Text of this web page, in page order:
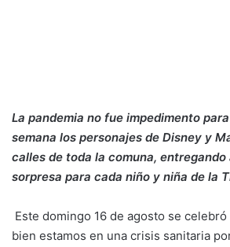
La pandemia no fue impedimento
semana los personajes de Disney y
calles de toda la comuna, entregando
sorpresa para cada niño y niña de la
Este domingo 16 de agosto se
bien estamos en una crisis sanitaria